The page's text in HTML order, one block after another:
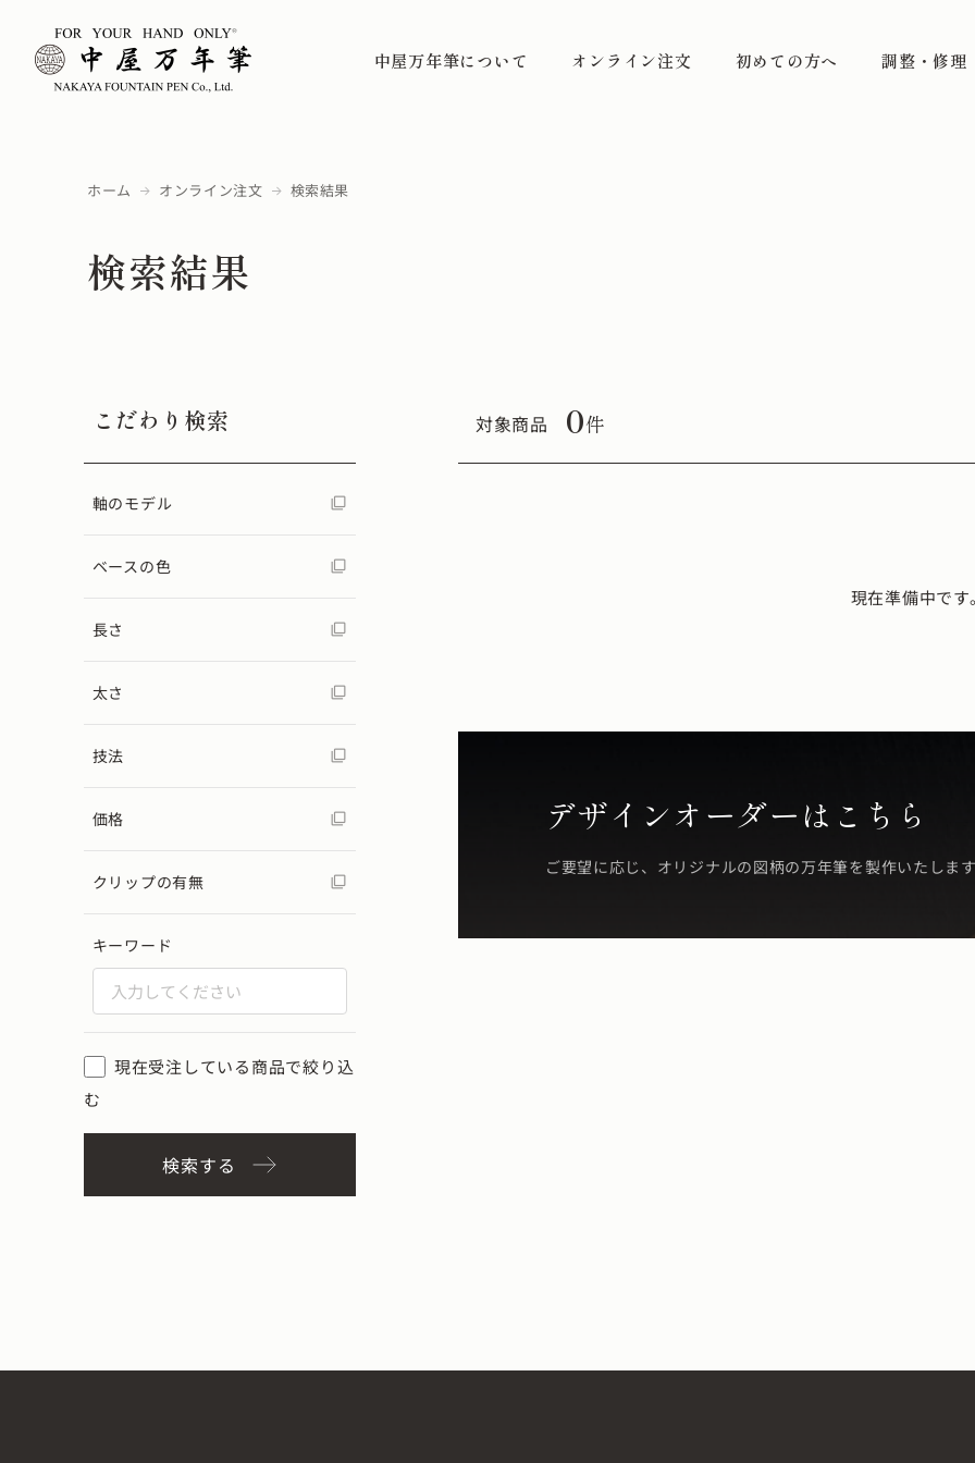
中屋万年筆について オンライン注文 初めての方へ 調整・修理
ホーム オンライン注文 検索結果
検索結果
こだわり検索
軸のモデル
ベースの色
長さ
太さ
技法
価格
クリップの有無
キーワード
現在受注している商品で絞り込
む
検索する
対象商品 0件
現在準備中です
デザインオーダーはこちら
ご要望に応じ、オリジナルの図柄の万年筆を製作いたしま